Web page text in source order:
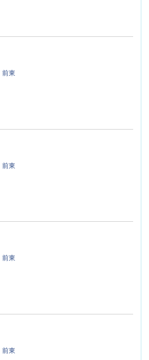
前東
前東
前東
前東